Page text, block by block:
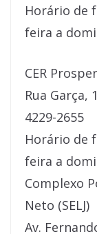
Horário de
feira a
CER
Rua Garça,
4229-2655
Horário de
feira a
Complexo
Neto (SELJ)
Av.